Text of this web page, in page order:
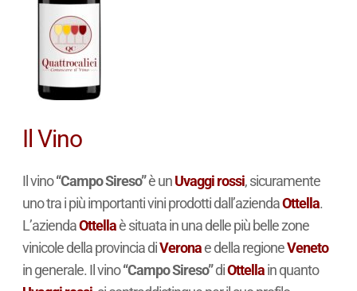
Il Vino
Il vino“Campo Sireso”è unUvaggi rossi, sicuramente
uno tra i più importanti vini prodotti dall’aziendaOttella.
L’aziendaOttellaè situata in una delle più belle zone
vinicole della provincia diVeronae della regioneVeneto
in generale. Il vino“Campo Sireso”diOttellain quanto